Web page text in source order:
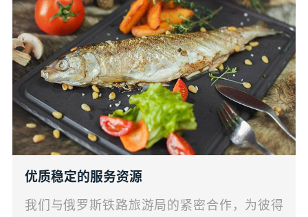
优质稳定的服务资源
我们与俄罗斯铁路旅游局的紧密合作，为彼得